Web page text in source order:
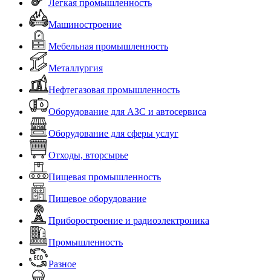
Легкая промышленность
Машиностроение
Мебельная промышленность
Металлургия
Нефтегазовая промышленность
Оборудование для АЗС и автосервиса
Оборудование для сферы услуг
Отходы, вторсырье
Пищевая промышленность
Пищевое оборудование
Приборостроение и радиоэлектроника
Промышленность
Разное